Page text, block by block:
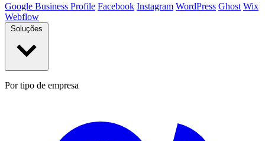
Google Business Profile Facebook Instagram WordPress Ghost Wix
Webflow
Por tipo de empresa